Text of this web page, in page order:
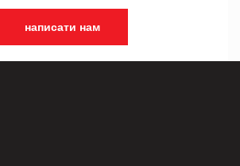
написати нам